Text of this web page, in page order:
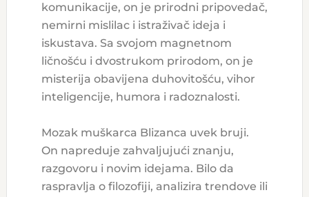
komunikacije, on je prirodni pripovedač,
nemirni mislilac i istraživač ideja i
iskustava. Sa svojom magnetnom
ličnošću i dvostrukom prirodom, on je
misterija obavijena duhovitošću, vihor
inteligencije, humora i radoznalosti.
Mozak muškarca Blizanca uvek bruji.
On napreduje zahvaljujući znanju,
razgovoru i novim idejama. Bilo da
raspravlja o filozofiji, analizira trendove ili